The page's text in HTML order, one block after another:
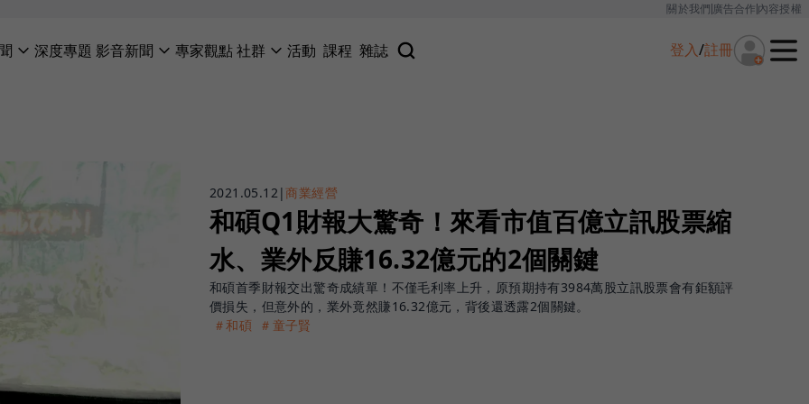
關於我們廣告合作內容授權
深度專題 影音新聞 專家觀點社群 活動 課程 雜誌 登入/註冊
2021.05.12|商業經營
和碩Q1財報大驚奇！來看市值百億立訊股票縮
水、業外反賺16.32億元的2個關鍵
和碩首季財報交出驚奇成績單！不僅毛利率上升，原預期持有3984萬股立訊股票會有鉅額評
價損失，但意外的，業外竟然賺16.32億元，背後還透露2個關鍵。
＃和碩
＃童子賢